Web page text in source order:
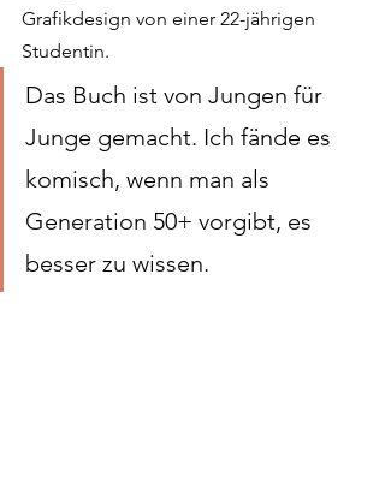
Grafikdesign von einer 22-jährigen
Studentin.
Das Buch ist von Jungen für
Junge gemacht. Ich fände es
komisch, wenn man als
Generation 50+ vorgibt, es
besser zu wissen.